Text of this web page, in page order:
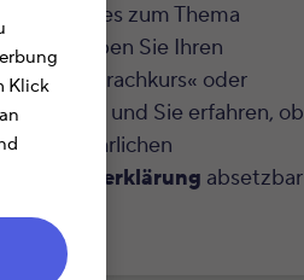
Klick
Sie alles zum Thema
. Geben Sie Ihren
wie »Sprachkurs« oder
ein und Sie erfahren, ob
in der jährlichen
absetzbar